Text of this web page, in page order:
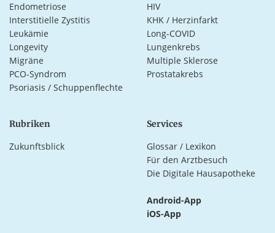
Endometriose
HIV
Interstitielle Zystitis
KHK / Herzinfarkt
Leukämie
Long-COVID
Longevity
Lungenkrebs
Migräne
Multiple Sklerose
PCO-Syndrom
Prostatakrebs
Psoriasis / Schuppenflechte
Rubriken
Zukunftsblick
Services
Glossar / Lexikon
Für den Arztbesuch
Die Digitale Hausapotheke
Android-App
iOS-App